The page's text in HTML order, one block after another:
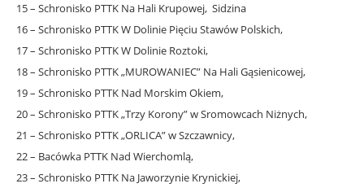
15 – Schronisko PTTK Na Hali Krupowej, Sidzina
16 – Schronisko PTTK W Dolinie Pięciu Stawów Polskich,
17 – Schronisko PTTK W Dolinie Roztoki,
18 – Schronisko PTTK „MUROWANIEC” Na Hali Gąsienicowej,
19 – Schronisko PTTK Nad Morskim Okiem,
20 – Schronisko PTTK „Trzy Korony” w Sromowcach Niżnych,
21 – Schronisko PTTK „ORLICA” w Szczawnicy,
22 – Bacówka PTTK Nad Wierchomlą,
23 – Schronisko PTTK Na Jaworzynie Krynickiej,